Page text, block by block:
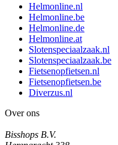
Helmonline.nl
Helmonline.be
Helmonline.de
Helmonline.at
Slotenspeciaalzaak.nl
Slotenspeciaalzaak.be
Fietsenopfietsen.nl
Fietsenopfietsen.be
Diverzus.nl
Over ons
Bisshops B.V.